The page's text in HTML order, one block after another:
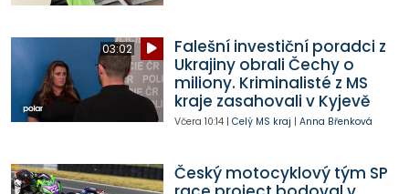
03:02
Falešní investiční poradci z
Ukrajiny obrali Čechy o
miliony. Kriminalisté z MS
kraje zasahovali v Kyjevě
Včera 10:14| Celý MS kraj | Anna Břenková
Český motocyklový tým SP